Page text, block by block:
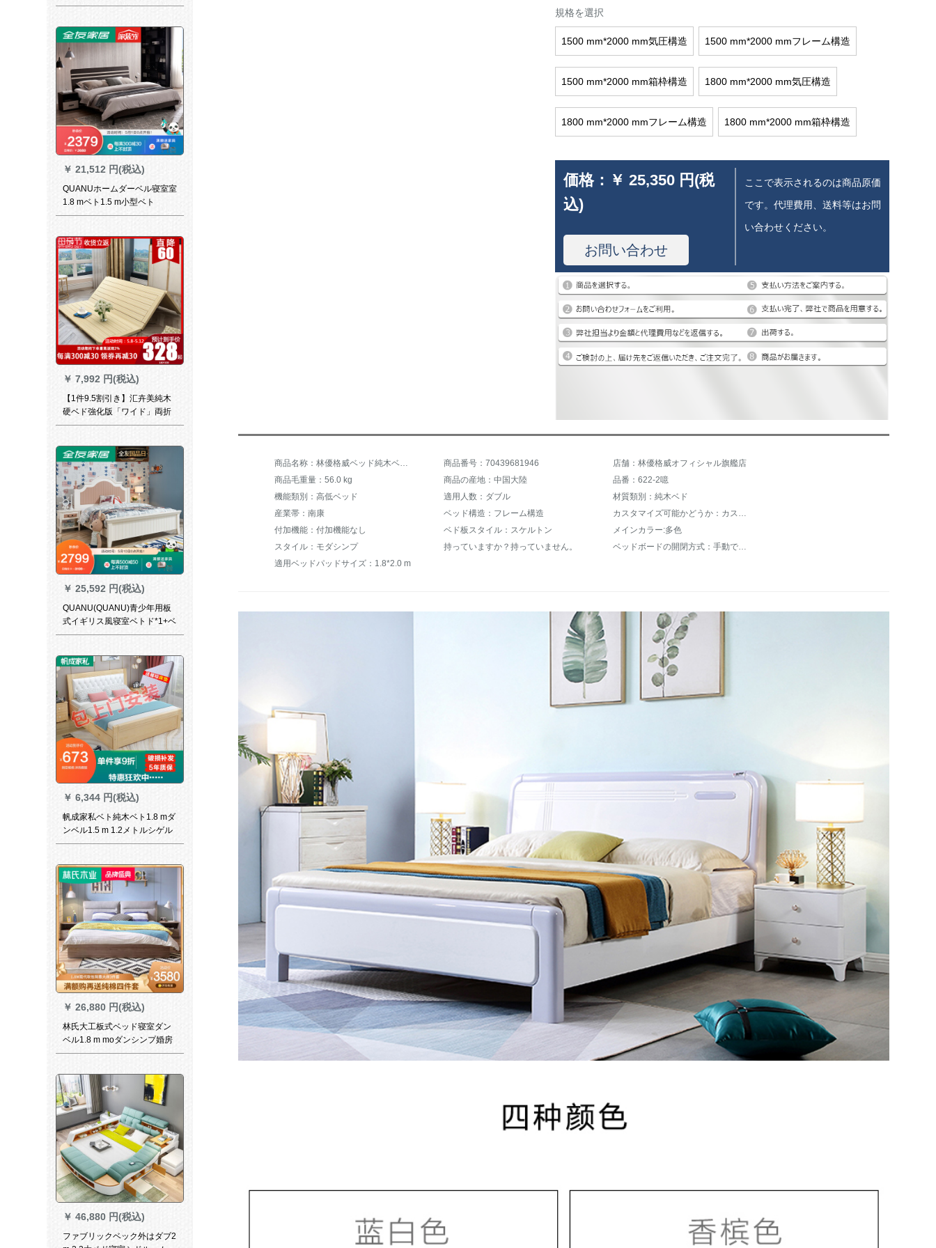
ィ亜书斎パソロゴディック家
の畳のテディック诚意金
￥ 21,512 円(税込)
QUANUホームダーベル寝室室
1.8 mベト1.5 m小型ベト
12805ベト+ベト*2+10511ベ
￥ 7,992 円(税込)
【1件9.5割引き】汇卉美純木
硬ベド強化版「ワイド」両折
サポトマイス（単品では出荷
￥ 25,592 円(税込)
QUANU(QUANU)青少年用板
式イギリス風寝室ベトド*1+ベ
トパッド
￥ 6,344 円(税込)
帆成家私ベト純木ベト1.8 mダ
ンベル1.5 m 1.2メトルシゲル
松木ベト寝室大ベト原木無抽
￥ 26,880 円(税込)
林氏大工板式ベッド寝室ダン
ベル1.8 m moダンシンプ婚房
家具ポートレートDV 3 A DV 3
头台*1+019ベトパッド*2000
￥ 46,880 円(税込)
ファブリックベック外はダブ2
規格を選択
1500 mm*2000 mm気圧構造 1500 mm*2000 mmフレーム構造
1500 mm*2000 mm箱枠構造 1800 mm*2000 mm気圧構造
1800 mm*2000 mmフレーム構造 1800 mm*2000 mm箱枠構造
価格： ￥ 25,350 円(税
込)
お問い合わせ
ここで表示されるのは商品原価
です。代理費用、送料等はお問
い合わせください。
商品名称：林優格威ベッド純木ベケット純木ダンプ椎木純木ダンベル清新寝室収纳気圧1.5 m 1.8 mダンベルベル+2箱+22 cmラテックススプリング 商品番号：70439681946
店舗：林優格威オフィシャル旗艦店
商品毛重量：56.0 kg
商品の産地：中国大陸
品番：622-2噫
機能類別：高低ベッド
適用人数：ダブル
材質類別：純木ベド
産業帯：南康
ベッド構造：フレーム構造
カスタマイズ可能かどうか：カスタマイズ不可
付加機能：付加機能なし
ベド板スタイル：スケルトン
メインカラー:多色
スタイル：モダシンプ
持っていますか？持っていません。
ベッドボードの開閉方式：手動での開閉
適用ベッドパッドサイズ：1.8*2.0 m